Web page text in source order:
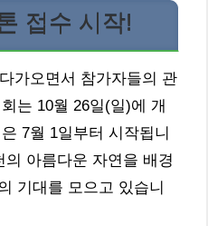
접수 시작!
가오면서 참가자들의 관
는 10월 26일(일)에 개
7월 1일부터 시작됩니
아름다운 자연을 배경
기대를 모으고 있습니